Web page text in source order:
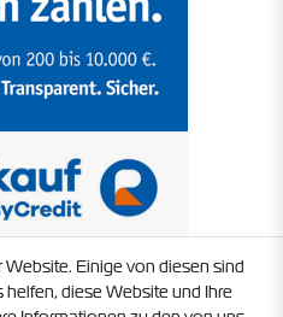
Einige von diesen sind
diese Website und Ihre